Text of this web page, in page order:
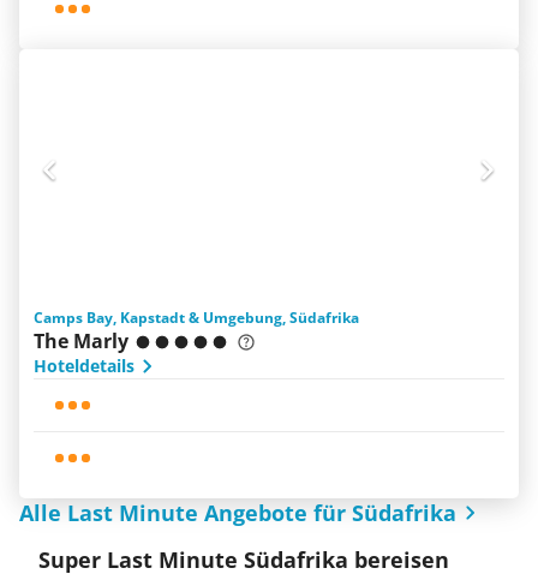
Camps Bay, Kapstadt & Umgebung, Südafrika
The Marly
Hoteldetails
Alle Last Minute Angebote für Südafrika
Super Last Minute Südafrika bereisen